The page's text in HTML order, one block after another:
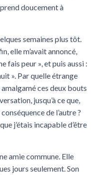
doucement à
semaines plus tôt.
elle m’avait annoncé,
fais peur », et puis aussi :
». Par quelle étrange
ces deux bouts
jusqu’à ce que,
de l’autre ?
j’étais incapable d’être
amie commune. Elle
jours seulement. Son